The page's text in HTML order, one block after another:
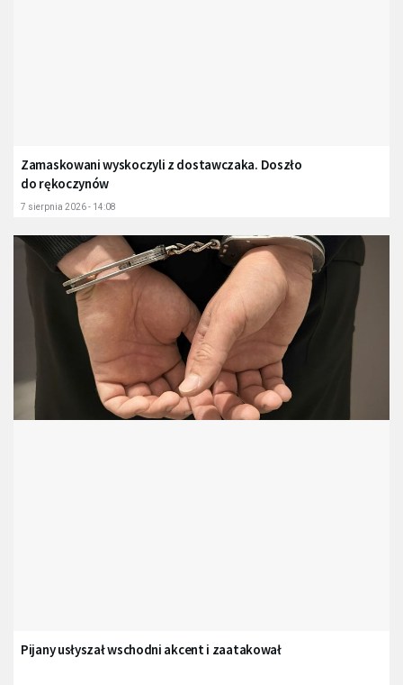
Zamaskowani wyskoczyli z dostawczaka. Doszło
do rękoczynów
7 sierpnia 2026 - 14:08
Pijany usłyszał wschodni akcent i zaatakował